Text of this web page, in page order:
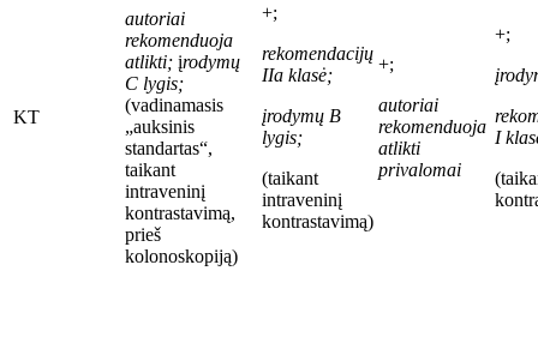
KT
autoriai
rekomenduoja
atlikti; įrodymų
C lygis;
(vadinamasis
„auksinis
standartas“,
taikant
intraveninį
kontrastavimą,
prieš
kolonoskopiją)
+;
rekomendacijų
IIa klasė;
įrodymų B
lygis;
(taikant
intraveninį
kontrastavimą)
+;
autoriai
rekomenduoja
atlikti
privalomai
+;
I